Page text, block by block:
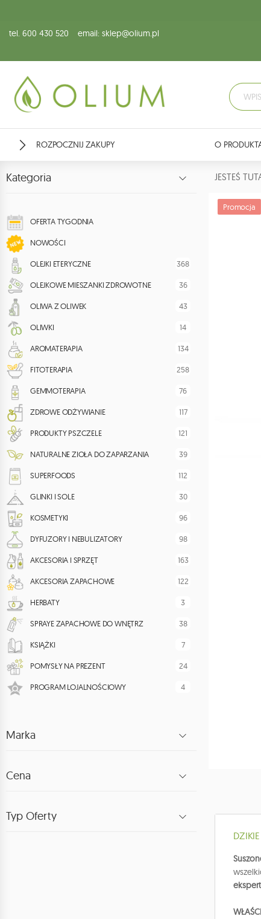
tel. 600 430 520 email: sklep@olium.pl
ROZPOCZNIJ ZAKUPY O
Kategoria
OFERTA TYGODNIA
NOWOŚCI
OLEJKI ETERYCZNE 368
OLEJKOWE MIESZANKI ZDROWOTNE 36
OLIWA Z OLIWEK 43
OLIWKI 14
AROMATERAPIA 134
FITOTERAPIA 258
GEMMOTERAPIA 76
ZDROWE ODŻYWIANIE 117
PRODUKTY PSZCZELE 121
NATURALNE ZIOŁA DO ZAPARZANIA 39
SUPERFOODS 112
GLINKI I SOLE 30
KOSMETYKI 96
DYFUZORY I NEBULIZATORY 98
AKCESORIA I SPRZĘT 163
AKCESORIA ZAPACHOWE 122
HERBATY 3
SPRAYE ZAPACHOWE DO WNĘTRZ 38
KSIĄŻKI 7
POMYSŁY NA PREZENT 24
PROGRAM LOJALNOŚCIOWY 4
Marka
Cena
Typ Oferty
JESTEŚ
Promocja